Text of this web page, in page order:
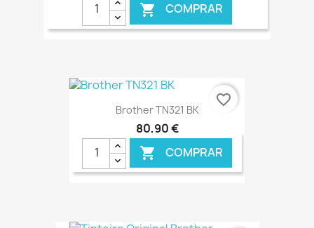
 COMPRAR
€ ONLINE
Brother TN321 BK
80,90 €
 COMPRAR
favorite_border